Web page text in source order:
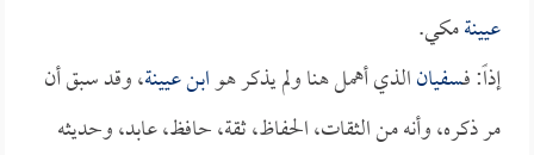
عيينةمكي.
إذاً: فـسفيانالذي أهمل هنا ولم يذكر هوابن عيينة، وقد سبق أن
مر ذكره، وأنه من الثقات، الحفاظ، ثقة، حافظ، عابد، وحديثه